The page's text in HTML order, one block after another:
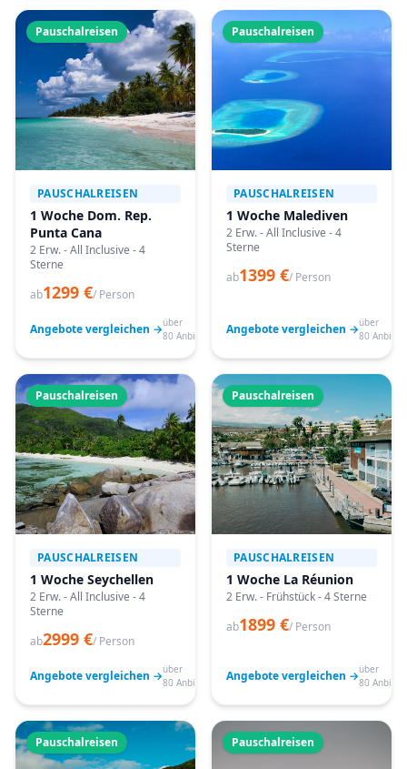
Pauschalreisen
PAUSCHALREISEN
1 Woche Dom. Rep.
Punta Cana
2 Erw. - All Inclusive - 4
Sterne
ab1299 €/ Person
Angebote vergleichen →über
80 Anbieter
Pauschalreisen
PAUSCHALREISEN
1 Woche Malediven
2 Erw. - All Inclusive - 4
Sterne
ab1399 €/ Person
Angebote vergleichen →über
80
Pauschalreisen
PAUSCHALREISEN
1 Woche Seychellen
2 Erw. - All Inclusive - 4
Sterne
ab2999 €/ Person
Angebote vergleichen →über
80 Anbieter
Pauschalreisen
PAUSCHALREISEN
1 Woche La Réunion
2 Erw. - Frühstück - 4 Sterne
ab1899 €/ Person
Angebote vergleichen →über
80
Pauschalreisen Pauschalreisen